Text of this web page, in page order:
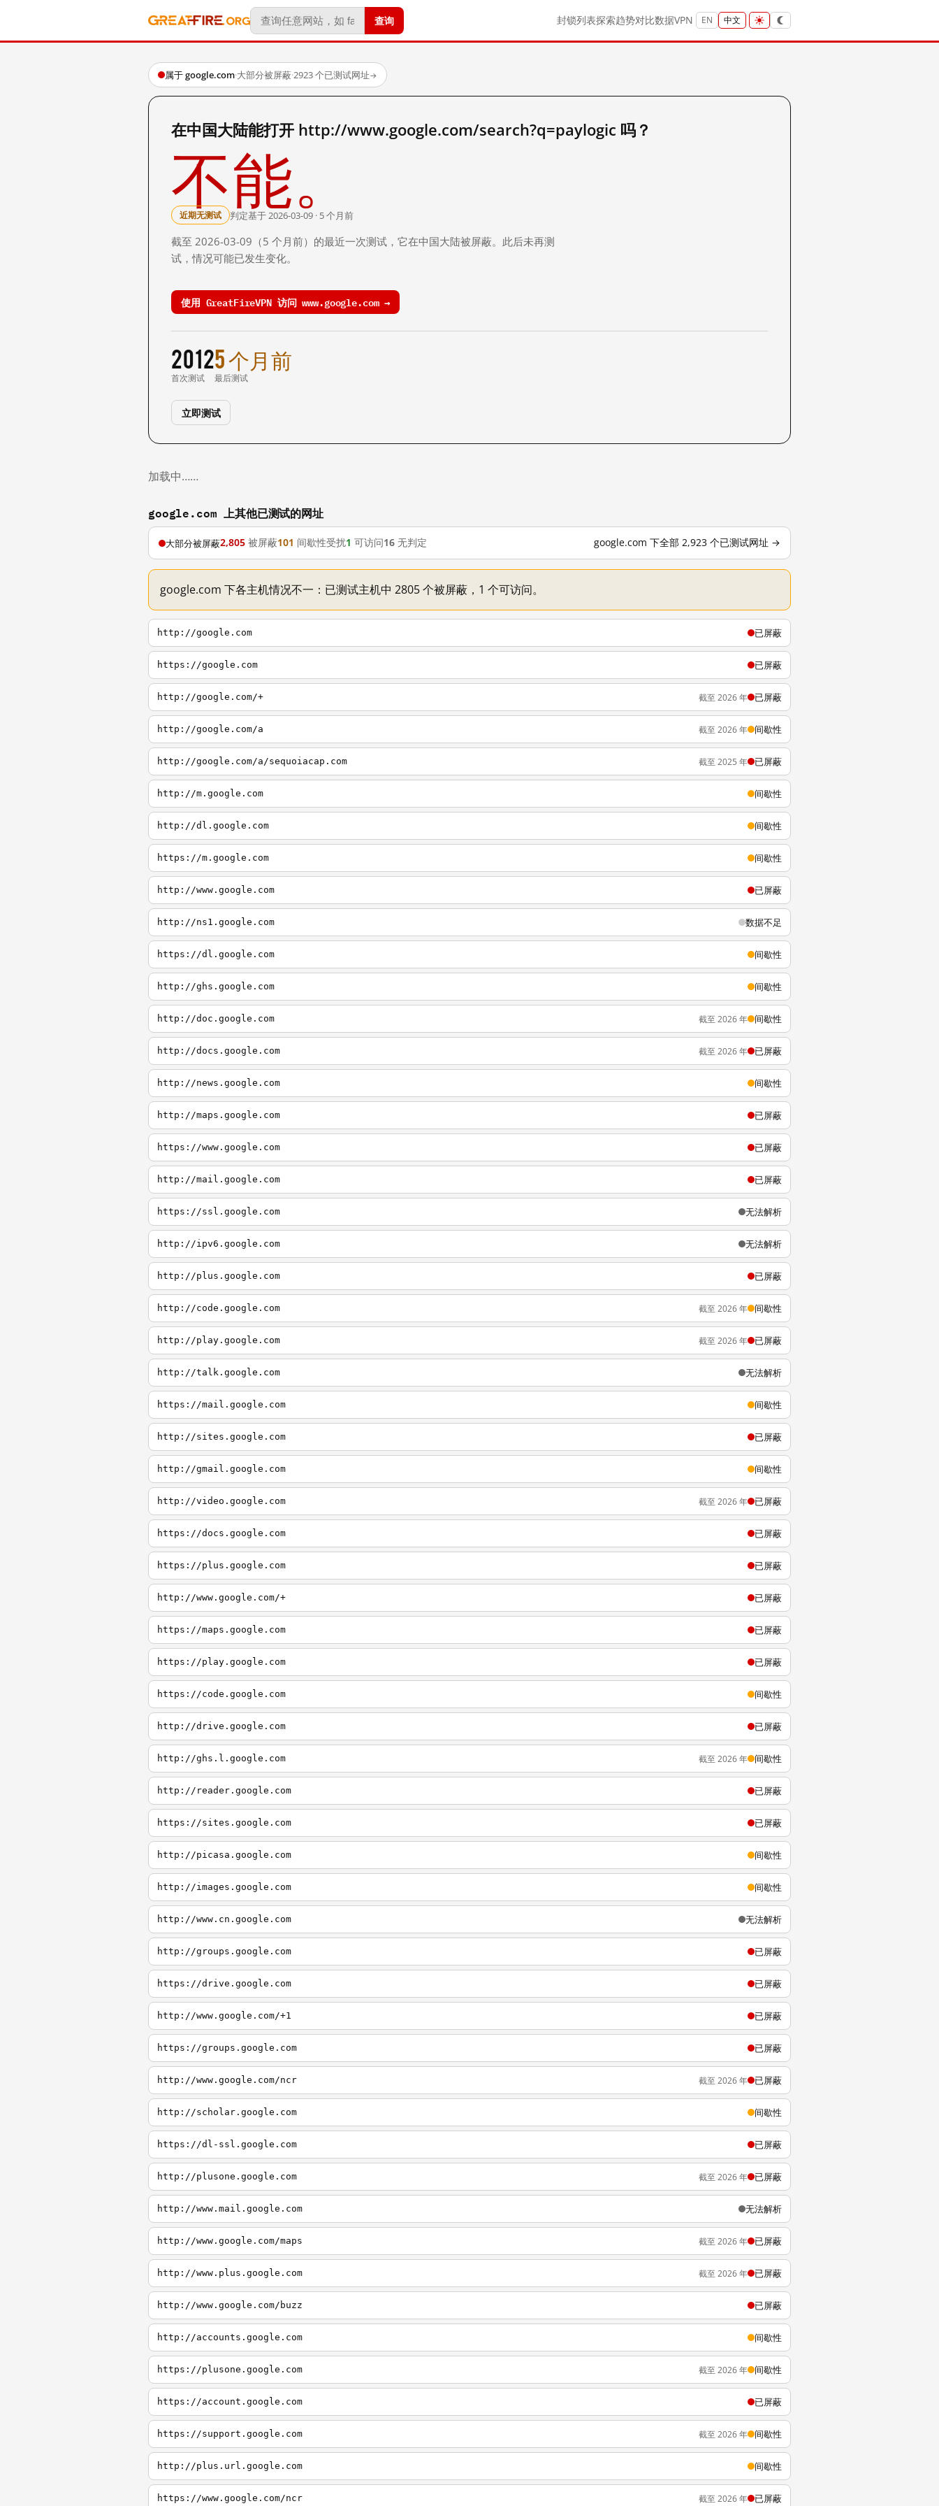
查询 封锁列表探索趋势对比数据VPN EN 中文
属于 google.com·大部分被屏蔽·2923 个已测试网址→
在中国大陆能打开 http://www.google.com/search?q=paylogic 吗？
不能。
近期无测试 判定基于 2026-03-09 · 5 个月前
截至 2026-03-09（5 个月前）的最近一次测试，它在中国大陆被屏蔽。此后未再测
试，情况可能已发生变化。
使用 GreatFireVPN 访问 www.google.com →
2012
首次测试
5 个月前
最后测试
立即测试
加载中……
google.com 上其他已测试的网址
大部分被屏蔽2,805 被屏蔽101 间歇性受扰1 可访问16 无判定 google.com 下全部 2,923 个已测试网址 →
google.com 下各主机情况不一：已测试主机中 2805 个被屏蔽，1 个可访问。
http://google.com 已屏蔽
https://google.com 已屏蔽
http://google.com/+ 截至 2026 年 已屏蔽
http://google.com/a 截至 2026 年 间歇性
http://google.com/a/sequoiacap.com 截至 2025 年 已屏蔽
http://m.google.com 间歇性
http://dl.google.com 间歇性
https://m.google.com 间歇性
http://www.google.com 已屏蔽
http://ns1.google.com 数据不足
https://dl.google.com 间歇性
http://ghs.google.com 间歇性
http://doc.google.com 截至 2026 年 间歇性
http://docs.google.com 截至 2026 年 已屏蔽
http://news.google.com 间歇性
http://maps.google.com 已屏蔽
https://www.google.com 已屏蔽
http://mail.google.com 已屏蔽
https://ssl.google.com 无法解析
http://ipv6.google.com 无法解析
http://plus.google.com 已屏蔽
http://code.google.com 截至 2026 年 间歇性
http://play.google.com 截至 2026 年 已屏蔽
http://talk.google.com 无法解析
https://mail.google.com 间歇性
http://sites.google.com 已屏蔽
http://gmail.google.com 间歇性
http://video.google.com 截至 2026 年 已屏蔽
https://docs.google.com 已屏蔽
https://plus.google.com 已屏蔽
http://www.google.com/+ 已屏蔽
https://maps.google.com 已屏蔽
https://play.google.com 已屏蔽
https://code.google.com 间歇性
http://drive.google.com 已屏蔽
http://ghs.l.google.com 截至 2026 年 间歇性
http://reader.google.com 已屏蔽
https://sites.google.com 已屏蔽
http://picasa.google.com 间歇性
http://images.google.com 间歇性
http://www.cn.google.com 无法解析
http://groups.google.com 已屏蔽
https://drive.google.com 已屏蔽
http://www.google.com/+1 已屏蔽
https://groups.google.com 已屏蔽
http://www.google.com/ncr 截至 2026 年 已屏蔽
http://scholar.google.com 间歇性
https://dl-ssl.google.com 已屏蔽
http://plusone.google.com 截至 2026 年 已屏蔽
http://www.mail.google.com 无法解析
http://www.google.com/maps 截至 2026 年 已屏蔽
http://www.plus.google.com 截至 2026 年 已屏蔽
http://www.google.com/buzz 已屏蔽
http://accounts.google.com 间歇性
https://plusone.google.com 截至 2026 年 间歇性
https://account.google.com 已屏蔽
https://support.google.com 截至 2026 年 间歇性
http://plus.url.google.com 间歇性
https://www.google.com/ncr 截至 2026 年 已屏蔽